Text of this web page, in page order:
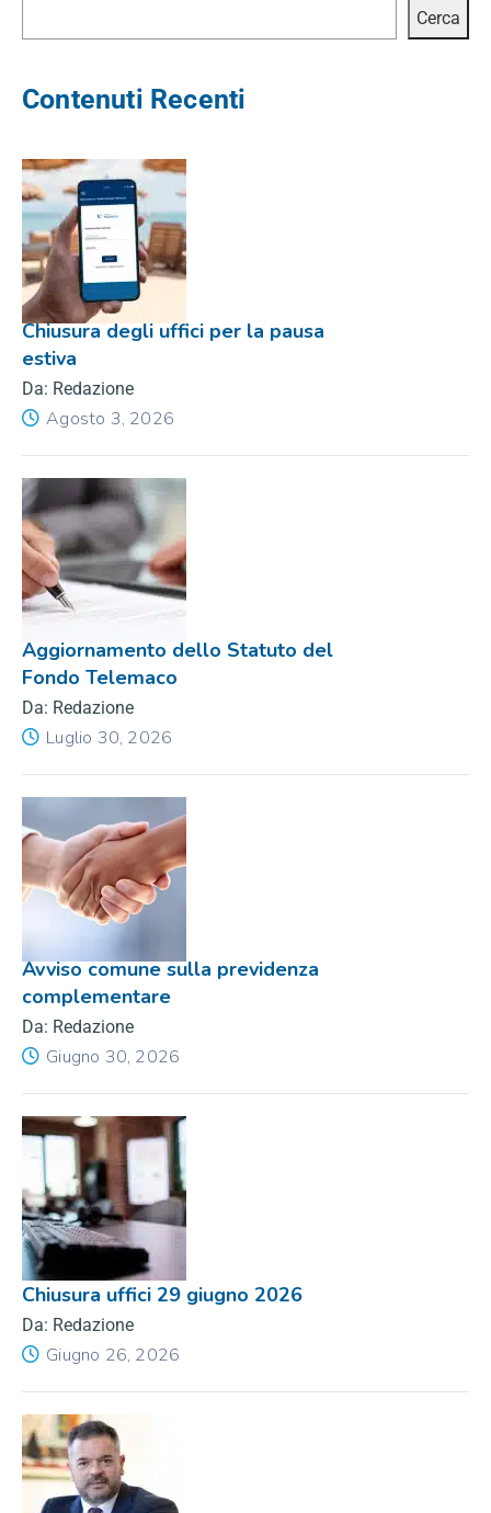
Cerca
Contenuti Recenti
Chiusura degli uffici per la pausa
estiva
Da: Redazione
Agosto 3, 2026
Aggiornamento dello Statuto del
Fondo Telemaco
Da: Redazione
Luglio 30, 2026
Avviso comune sulla previdenza
complementare
Da: Redazione
Giugno 30, 2026
Chiusura uffici 29 giugno 2026
Da: Redazione
Giugno 26, 2026